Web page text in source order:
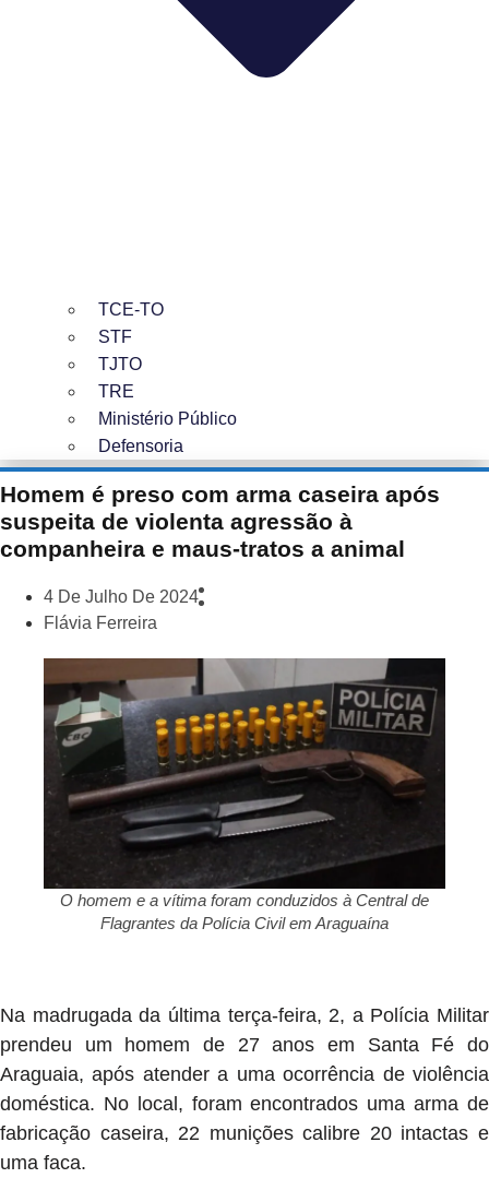
TCE-TO
STF
TJTO
TRE
Ministério Público
Defensoria
Homem é preso com arma caseira após
suspeita de violenta agressão à
companheira e maus-tratos a animal
4 De Julho De 2024
Flávia Ferreira
O homem e a vítima foram conduzidos à Central de
Flagrantes da Polícia Civil em Araguaína
Na madrugada da última terça-feira, 2, a Polícia Militar
prendeu um homem de 27 anos em Santa Fé do
Araguaia, após atender a uma ocorrência de violência
doméstica. No local, foram encontrados uma arma de
fabricação caseira, 22 munições calibre 20 intactas e
uma faca.